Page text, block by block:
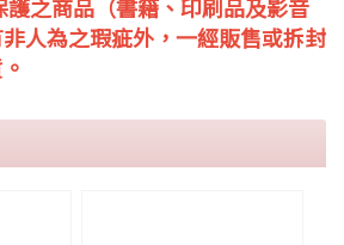
之商品（書籍、印刷品及影音
人為之瑕疵外，一經販售或拆封